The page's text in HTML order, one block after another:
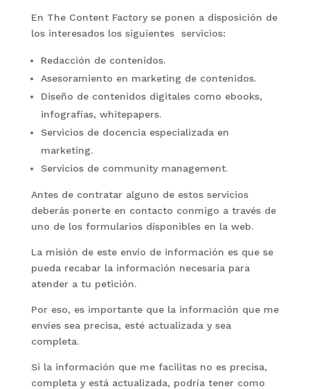
En The Content Factory se ponen a disposición de
los interesados los siguientes servicios:
Redacción de contenidos.
Asesoramiento en marketing de contenidos.
Diseño de contenidos digitales como ebooks,
infografías, whitepapers.
Servicios de docencia especializada en
marketing.
Servicios de community management.
Antes de contratar alguno de estos servicios
deberás ponerte en contacto conmigo a través de
uno de los formularios disponibles en la web.
La misión de este envío de información es que se
pueda recabar la información necesaria para
atender a tu petición.
Por eso, es importante que la información que me
envíes sea precisa, esté actualizada y sea
completa.
Si la información que me facilitas no es precisa,
completa y está actualizada, podría tener como